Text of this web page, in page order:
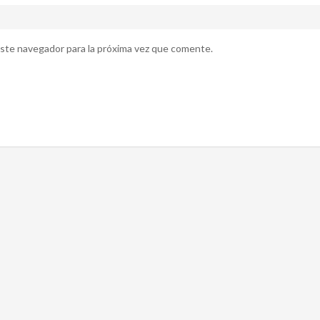
navegador para la próxima vez que comente.